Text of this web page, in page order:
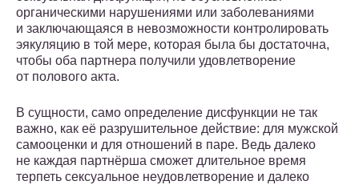
органическими нарушениями или заболеваниями
и заключающаяся в невозможности контролировать
эякуляцию в той мере, которая была бы достаточна,
чтобы оба партнера получили удовлетворение
от полового акта.
В сущности, само определение дисфункции не так
важно, как её разрушительное действие: для мужской
самооценки и для отношений в паре. Ведь далеко
не каждая партнёрша сможет длительное время
терпеть сексуальное неудовлетворение и далеко